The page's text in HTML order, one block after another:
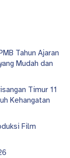
Tahun Ajaran
Mudah dan
Timur 11
Kehangatan
Film